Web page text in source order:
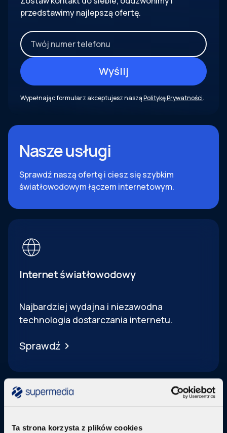
Ta strona korzysta z plików cookies
przedstawimy najlepszą ofertę.
Wypełnając formularz akceptujesz nasząPolitykę Prywatności.
Nasze usługi
Sprawdź naszą ofertę i ciesz się szybkim
światłowodowym łączem internetowym.
Internet światłowodowy
Najbardziej wydajna i niezawodna
technologia dostarczania internetu.
Sprawdź